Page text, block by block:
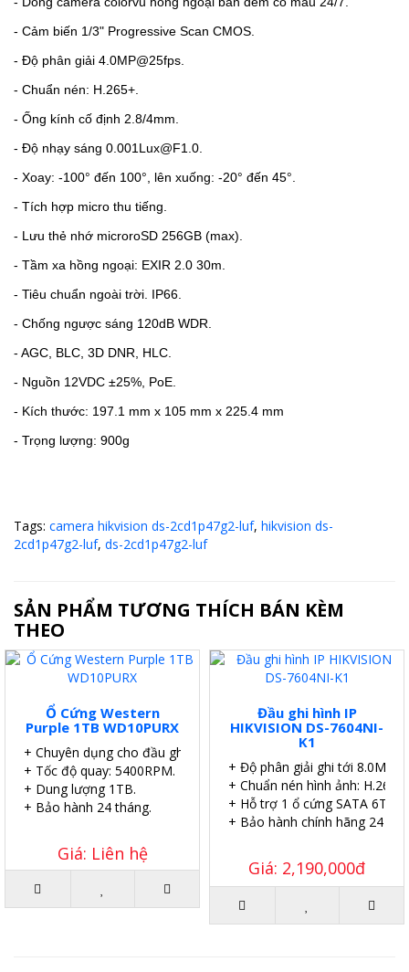
- Cảm biến 1/3" Progressive Scan CMOS.
- Độ phân giải 4.0MP@25fps.
- Chuẩn nén: H.265+.
- Ống kính cố định 2.8/4mm.
- Độ nhạy sáng 0.001Lux@F1.0.
- Xoay: -100° đến 100°, lên xuống: -20° đến 45°.
- Tích hợp micro thu tiếng.
- Lưu thẻ nhớ microroSD 256GB (max).
- Tầm xa hồng ngoại: EXIR 2.0 30m.
- Tiêu chuẩn ngoài trời. IP66.
- Chống ngược sáng 120dB WDR.
- AGC, BLC, 3D DNR, HLC.
- Nguồn 12VDC ±25% , PoE.
- Kích thước: 197.1 mm x 105 mm x 225.4 mm
- Trọng lượng: 900g
Tags: camera hikvision ds-2cd1p47g2-luf, hikvision ds-
2cd1p47g2-luf, ds-2cd1p47g2-luf
SẢN PHẨM TƯƠNG THÍCH BÁN KÈM
THEO
Ổ Cứng Western
Purple 1TB WD10PURX
+ Chuyên dụng cho đầu ghi.
+ Tốc độ quay: 5400RPM.
+ Dung lượng 1TB.
+ Bảo hành 24 tháng.
Giá: Liên hệ
Đầu ghi hình IP
HIKVISION DS-7604NI-
K1
+ Độ phân giải ghi tới 8.0MP.
+ Chuẩn nén hình ảnh: H.265.
+ Hỗ trợ 1 ổ cứng SATA 6TB.
+ Bảo hành chính hãng 24
Giá: 2,190,000đ